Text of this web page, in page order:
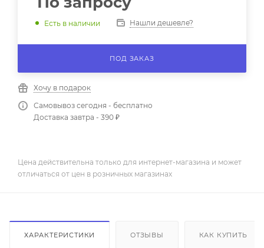
Есть в наличии Нашли дешевле?
ПОД ЗАКАЗ
Хочу в подарок
Самовывоз сегодня - бесплатно
Доставка завтра - 390 ₽
Цена действительна только для интернет-магазина и может
отличаться от цен в розничных магазинах
ХАРАКТЕРИСТИКИ ОТЗЫВЫ КАК КУПИТЬ